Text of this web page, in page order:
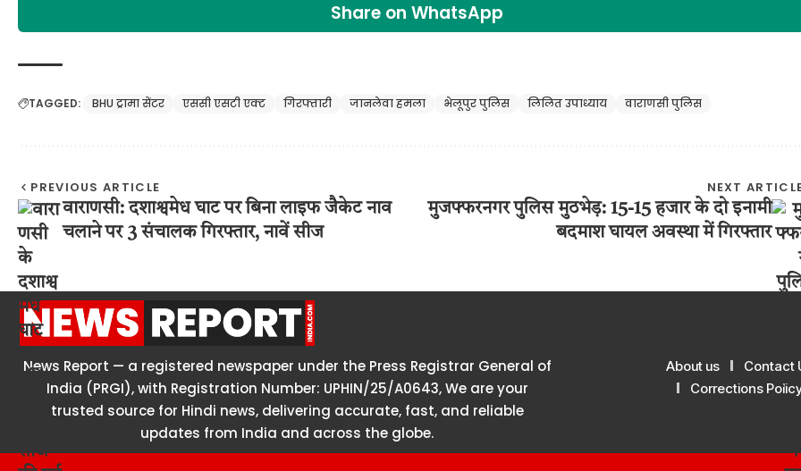
Share on WhatsApp
TAGGED: BHU ट्रामा सेंटर एससी एसटी एक्ट गिरफ्तारी जानलेवा हमला भेलूपुर पुलिस लिलित उपाध्याय वाराणसी पुलिस
PREVIOUS ARTICLE
वाराणसी: दशाश्वमेध घाट पर बिना लाइफ जैकेट नाव
चलाने पर 3 संचालक गिरफ्तार, नावें सीज
NEXT
मुजफ्फरनगर पुलिस मुठभेड़: 15-15 हजार के दो इनामी
बदमाश घायल अवस्था में गिरफ्तार
News Report — a registered newspaper under the Press Registrar General of
India (PRGI), with Registration Number: UPHIN/25/A0643, We are your
trusted source for Hindi news, delivering accurate, fast, and reliable
updates from India and across the globe.
About us Contact
Corrections